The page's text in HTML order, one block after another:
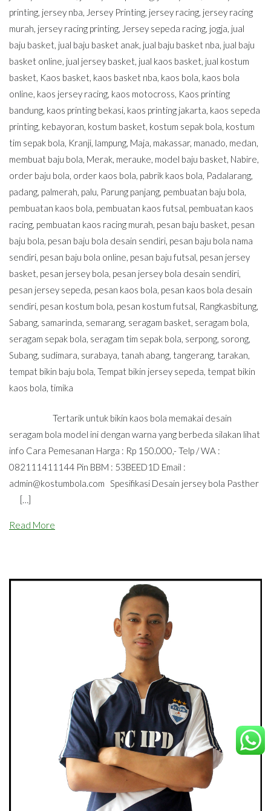
printing, jersey nba, Jersey Printing, jersey racing, jersey racing
murah, jersey racing printing, Jersey sepeda racing, jogja, jual
baju basket, jual baju basket anak, jual baju basket nba, jual baju
basket online, jual jersey basket, jual kaos basket, jual kostum
basket, Kaos basket, kaos basket nba, kaos bola, kaos bola
online, kaos jersey racing, kaos motocross, Kaos printing
bandung, kaos printing bekasi, kaos printing jakarta, kaos sepeda
printing, kebayoran, kostum basket, kostum sepak bola, kostum
tim sepak bola, Kranji, lampung, Maja, makassar, manado, medan,
membuat baju bola, Merak, merauke, model baju basket, Nabire,
order baju bola, order kaos bola, pabrik kaos bola, Padalarang,
padang, palmerah, palu, Parung panjang, pembuatan baju bola,
pembuatan kaos bola, pembuatan kaos futsal, pembuatan kaos
racing, pembuatan kaos racing murah, pesan baju basket, pesan
baju bola, pesan baju bola desain sendiri, pesan baju bola nama
sendiri, pesan baju bola online, pesan baju futsal, pesan jersey
basket, pesan jersey bola, pesan jersey bola desain sendiri,
pesan jersey sepeda, pesan kaos bola, pesan kaos bola desain
sendiri, pesan kostum bola, pesan kostum futsal, Rangkasbitung,
Sabang, samarinda, semarang, seragam basket, seragam bola,
seragam sepak bola, seragam tim sepak bola, serpong, sorong,
Subang, sudimara, surabaya, tanah abang, tangerang, tarakan,
tempat bikin baju bola, Tempat bikin jersey sepeda, tempat bikin
kaos bola, timika
Tertarik untuk bikin kaos bola memakai desain
seragam bola model ini dengan warna yang berbeda silakan lihat
info Cara Pemesanan Harga : Rp 150.000,- Telp / WA :
082111411144 Pin BBM : 53BEED1D Email :
admin@kostumbola.com Spesifikasi Desain jersey bola Pasther
[…]
Read More